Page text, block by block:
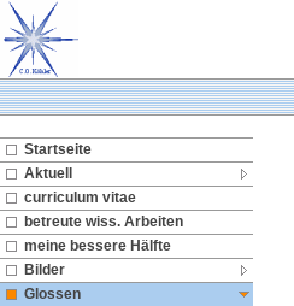
Startseite
Aktuell
curriculum vitae
betreute wiss. Arbeiten
meine bessere Hälfte
Bilder
Glossen